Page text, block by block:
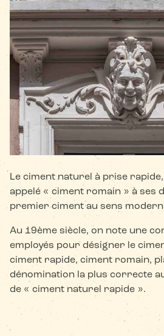
Le ciment naturel à prise
appelé « ciment romain » à ses
premier ciment au sens
Au 19ème siècle, on note une
employés pour désigner le
ciment rapide, ciment romain,
dénomination la plus correcte
de « ciment naturel rapide ».